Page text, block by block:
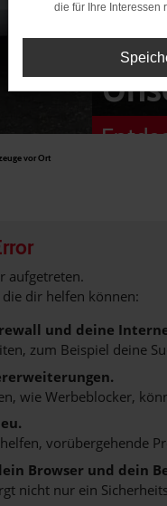
vor Ort
aufgetreten.
dir helfen können:
und deine
zum Beispiel deine
wie Werbeblocker,
vorübergehende
Browser und dein
nicht nur ein
die für Ihre Interessen